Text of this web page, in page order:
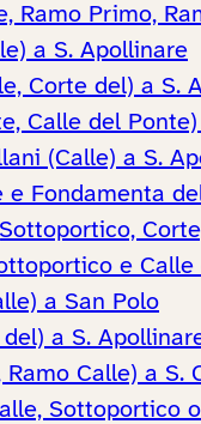
Ramo Primo,
a S. Apollinare
Corte del) a S.
Calle del
(Calle) a S.
e Fondamenta
e Calle
a San Polo
a S.
Ramo Calle) a S.
Sottoportico